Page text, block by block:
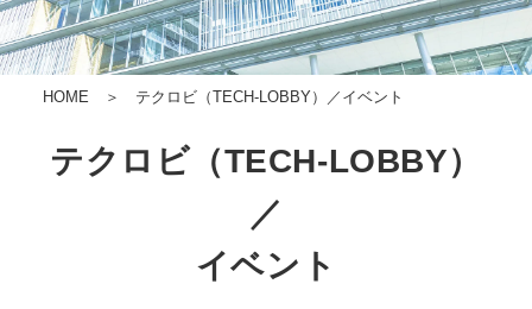
HOME ＞ テクロビ（TECH-LOBBY）／イベント
テクロビ（TECH-LOBBY）
／
イベント